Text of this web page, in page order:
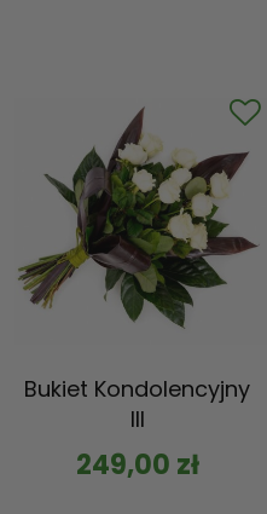
Bukiet Kondolencyjny
III
249,00 zł